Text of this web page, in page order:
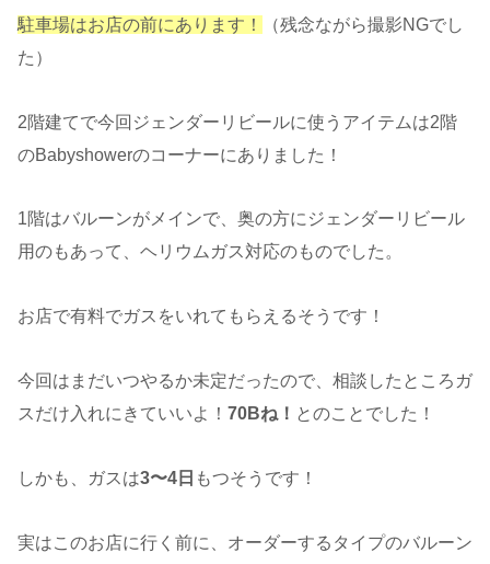
駐車場はお店の前にあります！
（残念ながら撮影NGでし
た）
2階建てで今回ジェンダーリビールに使うアイテムは2階
のBabyshowerのコーナーにありました！
1階はバルーンがメインで、奥の方にジェンダーリビール
用のもあって、ヘリウムガス対応のものでした。
お店で有料でガスをいれてもらえるそうです！
今回はまだいつやるか未定だったので、相談したところガ
スだけ入れにきていいよ！ 70Bね！ とのことでした！
しかも、ガスは3〜4日 もつそうです！
実はこのお店に行く前に、オーダーするタイプのバルーン